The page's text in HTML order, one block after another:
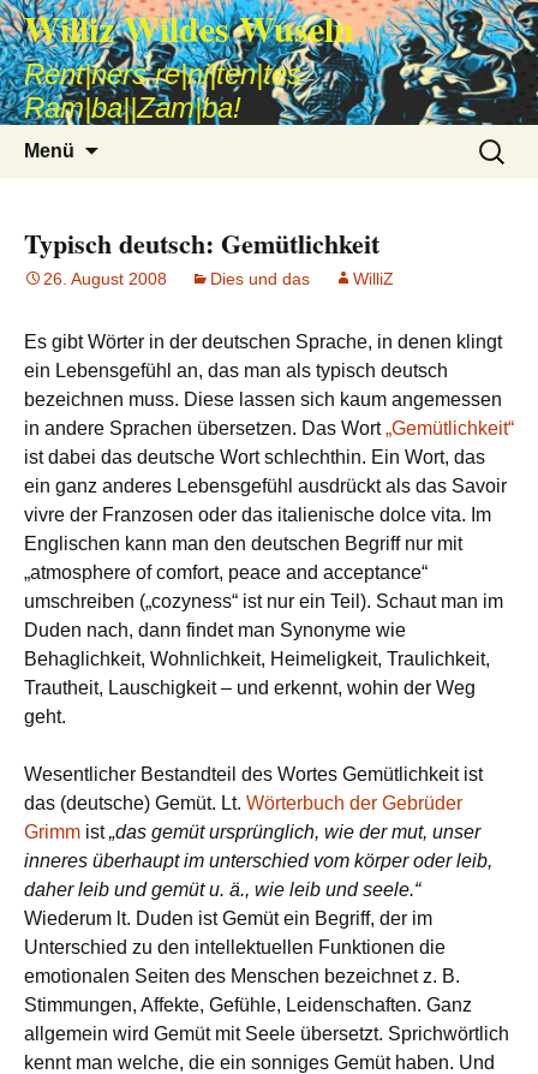
Williz Wildes Wuseln
Rent|ners re|ni|ten|tes
Ram|ba||Zam|ba!
Menü
Suche
nach:
Typisch deutsch: Gemütlichkeit
26. August 2008 Dies und das WilliZ
Es gibt Wörter in der deutschen Sprache, in denen klingt
ein Lebensgefühl an, das man als typisch deutsch
bezeichnen muss. Diese lassen sich kaum angemessen
in andere Sprachen übersetzen. Das Wort„Gemütlichkeit“
ist dabei das deutsche Wort schlechthin. Ein Wort, das
ein ganz anderes Lebensgefühl ausdrückt als das Savoir
vivre der Franzosen oder das italienische dolce vita. Im
Englischen kann man den deutschen Begriff nur mit
„atmosphere of comfort, peace and acceptance“
umschreiben („cozyness“ ist nur ein Teil). Schaut man im
Duden nach, dann findet man Synonyme wie
Behaglichkeit, Wohnlichkeit, Heimeligkeit, Traulichkeit,
Trautheit, Lauschigkeit – und erkennt, wohin der Weg
geht.
Wesentlicher Bestandteil des Wortes Gemütlichkeit ist
das (deutsche) Gemüt. Lt. Wörterbuch der Gebrüder
Grimm ist„das gemüt ursprünglich, wie der mut, unser
inneres überhaupt im unterschied vom körper oder leib,
daher leib und gemüt u. ä., wie leib und seele.“
Wiederum lt. Duden ist Gemüt ein Begriff, der im
Unterschied zu den intellektuellen Funktionen die
emotionalen Seiten des Menschen bezeichnet z. B.
Stimmungen, Affekte, Gefühle, Leidenschaften. Ganz
allgemein wird Gemüt mit Seele übersetzt. Sprichwörtlich
kennt man welche, die ein sonniges Gemüt haben. Und